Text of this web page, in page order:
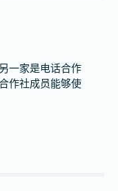
一家是电话合作
作社成员能够使